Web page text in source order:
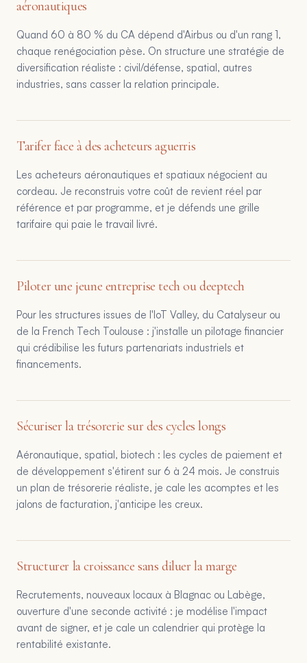
aéronautiques
Quand 60 à 80 % du CA dépend d'Airbus ou d'un rang 1,
chaque renégociation pèse. On structure une stratégie de
diversification réaliste : civil/défense, spatial, autres
industries, sans casser la relation principale.
Tarifer face à des acheteurs aguerris
Les acheteurs aéronautiques et spatiaux négocient au
cordeau. Je reconstruis votre coût de revient réel par
référence et par programme, et je défends une grille
tarifaire qui paie le travail livré.
Piloter une jeune entreprise tech ou deeptech
Pour les structures issues de l'IoT Valley, du Catalyseur ou
de la French Tech Toulouse : j'installe un pilotage financier
qui crédibilise les futurs partenariats industriels et
financements.
Sécuriser la trésorerie sur des cycles longs
Aéronautique, spatial, biotech : les cycles de paiement et
de développement s'étirent sur 6 à 24 mois. Je construis
un plan de trésorerie réaliste, je cale les acomptes et les
jalons de facturation, j'anticipe les creux.
Structurer la croissance sans diluer la marge
Recrutements, nouveaux locaux à Blagnac ou Labège,
ouverture d'une seconde activité : je modélise l'impact
avant de signer, et je cale un calendrier qui protège la
rentabilité existante.